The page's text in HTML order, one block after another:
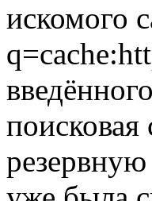
искомого
поисковая